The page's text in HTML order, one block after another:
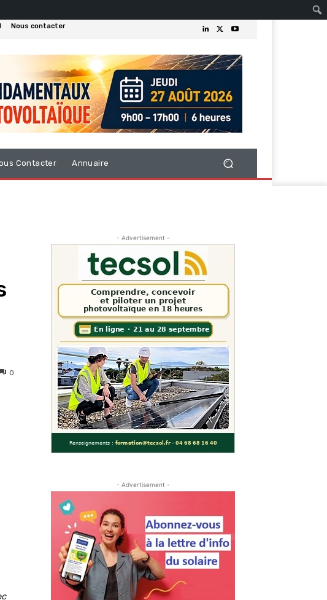
Nous contacter
Contacter Annuaire
0
- Advertisement -
- Advertisement -